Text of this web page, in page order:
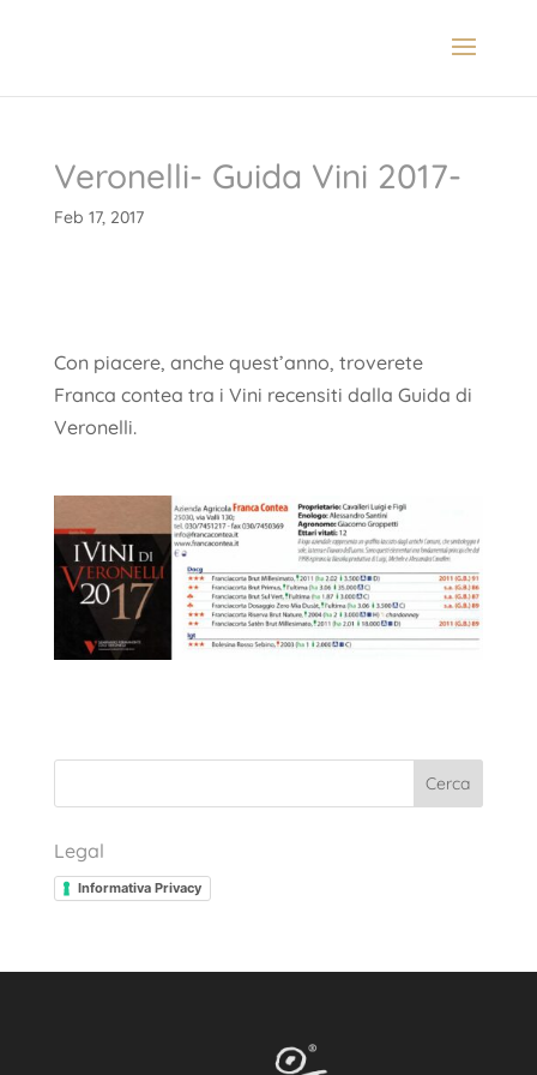
Veronelli- Guida Vini 2017-
Feb 17, 2017
Con piacere, anche quest’anno, troverete
Franca contea tra i Vini recensiti dalla Guida di
Veronelli.
Cerca
Legal
Informativa Privacy